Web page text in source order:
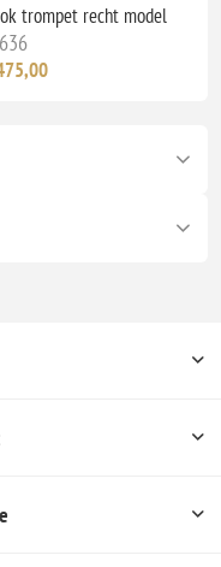
trompet recht model